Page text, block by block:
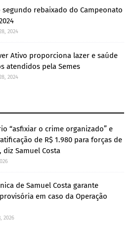
segundo rebaixado do Campeonato
2024
Ativo proporciona lazer e saúde
atendidos pela Semes
2024
“asfixiar o crime organizado” e
de R$ 1.980 para forças de
diz Samuel Costa
de Samuel Costa garante
em caso da Operação
2026